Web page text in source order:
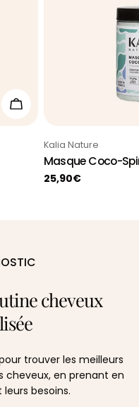
Ajouter au panier
Taper:
Kalia Nature
Masque Coco-
Prix
25,90€
cheveux
trouver les meilleurs
cheveux, en prenant en
besoins.